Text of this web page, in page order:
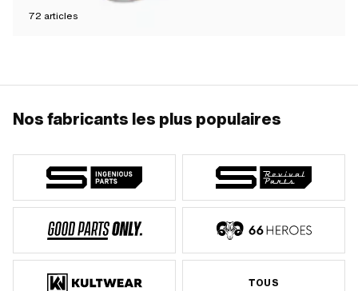
72 articles
Nos fabricants les plus populaires
TOUS